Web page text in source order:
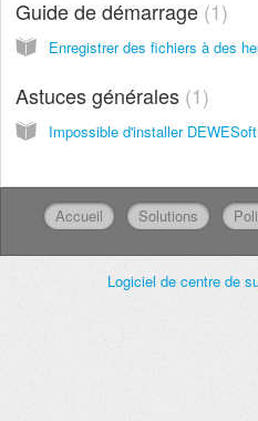
Guide de démarrage 1
Enregistrer des fichiers à des
Astuces générales 1
Impossible d'installer
Accueil Solutions
Logiciel de centre de